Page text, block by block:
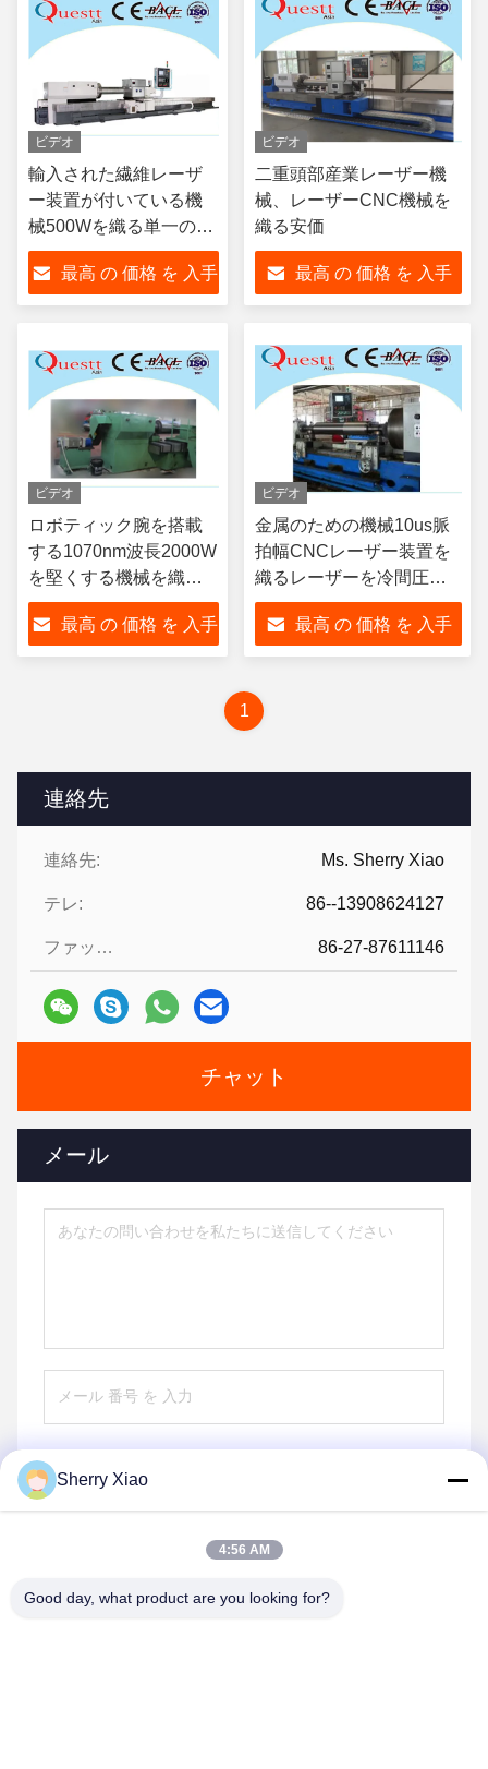
連絡先
連絡先: Ms. Sherry Xiao
テレ: 86--13908624127
ファックス: 86-27-87611146
チャット
メール
ビデオ
輸入された繊維レーザ
ー装置が付いている機
械500Wを織る単一のヘ
ッド ローラー レーザー
最高 の 価格 を 入手
ビデオ
二重頭部産業レーザー機
械、レーザーCNC機械を
織る安価
最高 の 価格 を 入手
ビデオ
ロボティック腕を搭載
する1070nm波長2000W
を堅くする機械を織る
YAGレーザー
最高 の 価格 を 入手
ビデオ
金属のための機械10us脈
拍幅CNCレーザー装置を
織るレーザーを冷間圧延
しなさい
最高 の 価格 を 入手
1
Sherry Xiao
4:56 AM
Good day, what product are you looking for?